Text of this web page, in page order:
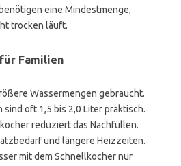
eine Mindestmenge,
trocken läuft.
Familien
Wassermengen gebraucht.
sind oft 1,5 bis 2,0 Liter praktisch.
reduziert das Nachfüllen.
und längere Heizzeiten.
mit dem Schnellkocher nur